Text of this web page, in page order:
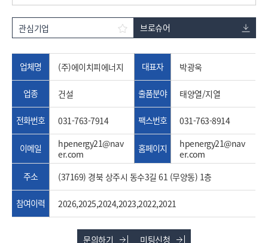
관심기업 브로슈어
업체명 (주)에이치피에너지 대표자 박광욱
업종 건설 출품분야 태양열/지열
전화번호 031-763-7914 팩스번호 031-763-8914
이메일
hpenergy21@nav
er.com
홈페이지
hpenergy21@nav
er.com
주소
(37169) 경북 상주시 동수3길 61 (무양동) 1층
참여이력 2026,2025,2024,2023,2022,2021
문의하기 미팅신청